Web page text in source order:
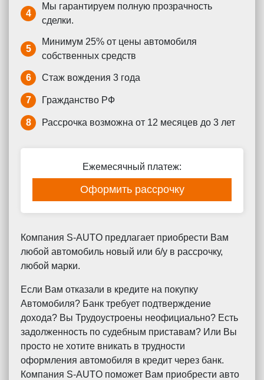
4
Мы гарантируем полную прозрачность
сделки.
5
Минимум 25% от цены автомобиля
собственных средств
6 Стаж вождения 3 года
7 Гражданство РФ
8 Рассрочка возможна от 12 месяцев до 3 лет
Ежемесячный платеж:
Оформить рассрочку
Компания S-AUTO предлагает приобрести Вам
любой автомобиль новый или б/у в рассрочку,
любой марки.
Если Вам отказали в кредите на покупку
Автомобиля? Банк требует подтверждение
дохода? Вы Трудоустроены неофициально? Есть
задолженность по судебным приставам? Или Вы
просто не хотите вникать в трудности
оформления автомобиля в кредит через банк.
Компания S-AUTO поможет Вам приобрести авто